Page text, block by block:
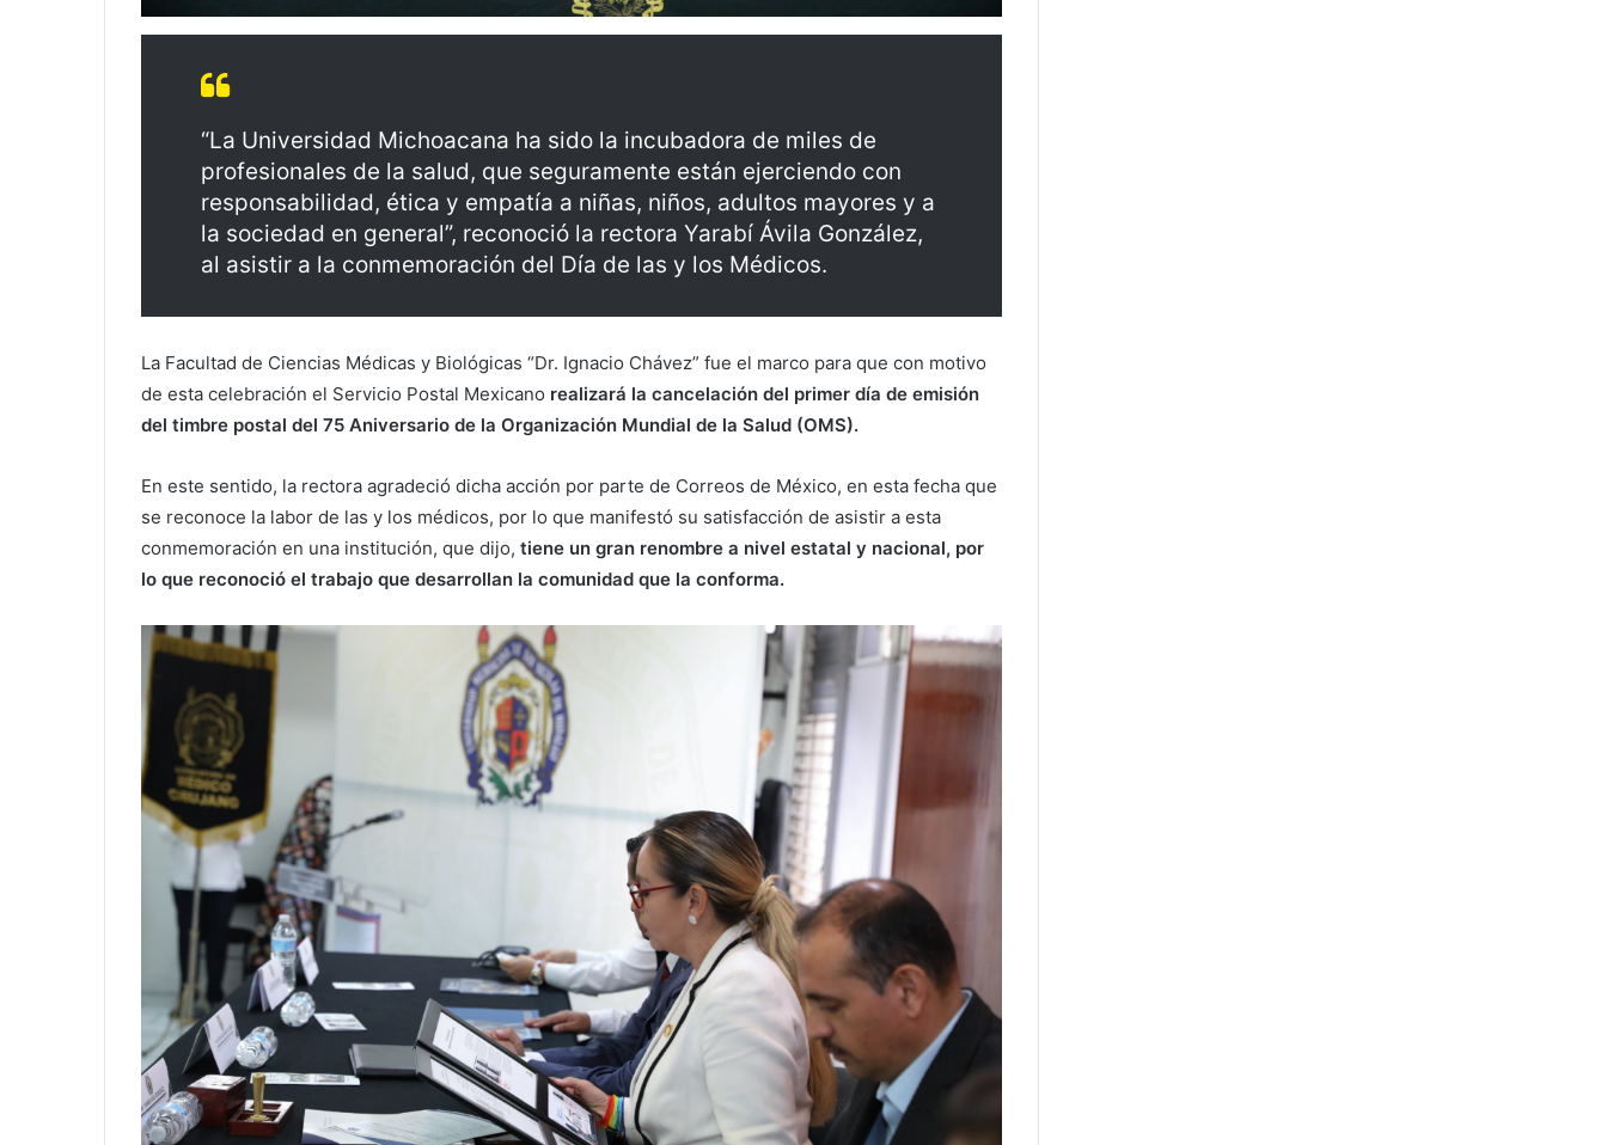
“La Universidad Michoacana ha sido la incubadora de miles de
profesionales de la salud, que seguramente están ejerciendo con
responsabilidad, ética y empatía a niñas, niños, adultos mayores y a
la sociedad en general”, reconoció la rectora Yarabí Ávila González,
al asistir a la conmemoración del Día de las y los Médicos.
La Facultad de Ciencias Médicas y Biológicas “Dr. Ignacio Chávez” fue el marco para que con motivo
de esta celebración el Servicio Postal Mexicano realizará la cancelación del primer día de emisión
del timbre postal del 75 Aniversario de la Organización Mundial de la Salud (OMS).
En este sentido, la rectora agradeció dicha acción por parte de Correos de México, en esta fecha que
se reconoce la labor de las y los médicos, por lo que manifestó su satisfacción de asistir a esta
conmemoración en una institución, que dijo, tiene un gran renombre a nivel estatal y nacional, por
lo que reconoció el trabajo que desarrollan la comunidad que la conforma.